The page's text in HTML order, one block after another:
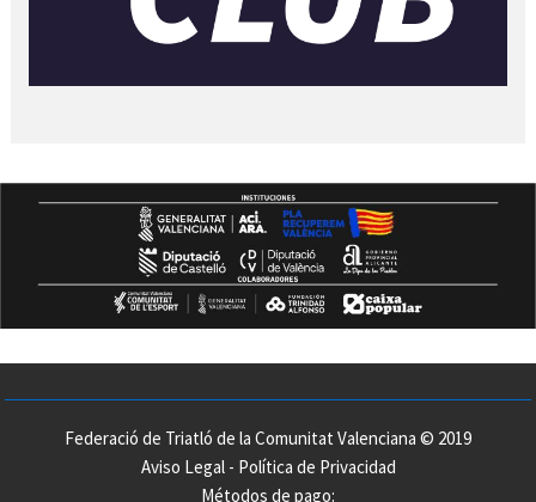
Federació de Triatló de la Comunitat Valenciana © 2019
Aviso Legal- Política de Privacidad
Métodos de pago: